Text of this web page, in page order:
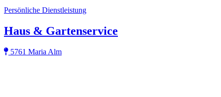
Persönliche Dienstleistung
Haus & Gartenservice
5761 Maria Alm